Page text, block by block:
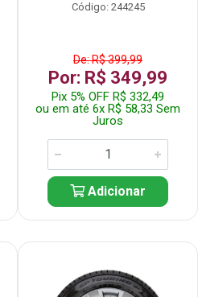
Código: 244245
De: R$ 399,99
Por: R$ 349,99
Pix 5% OFF R$ 332,49
ou em até 6x R$ 58,33 Sem
Juros
Adicionar